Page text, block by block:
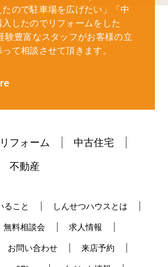
たので駐車場を広げたい」
「中
したのでリフォームをした
験豊富なスタッフがお客様の立
て相談させて頂きます。
リフォーム
中古住宅
不動産
ること しんせつハウスとは
無料相談会 求人情報
お問い合わせ 来店予約